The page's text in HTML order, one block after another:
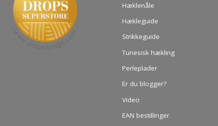
Hæklenåle
Hækleguide
Strikkeguide
Tunesisk hækling
Perleplader
Er du blogger?
Video
EAN bestillinger